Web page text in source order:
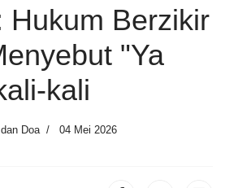
Hukum Berzikir
"Ya
kali
Doa
04 Mei 2026